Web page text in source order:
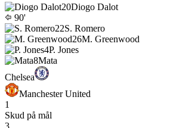
20Diogo Dalot
90'
22S. Romero
26M. Greenwood
4P. Jones
8Mata
Chelsea
Manchester United
1
Skud på mål
3